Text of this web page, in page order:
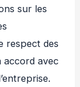
sur les
respect des
accord avec